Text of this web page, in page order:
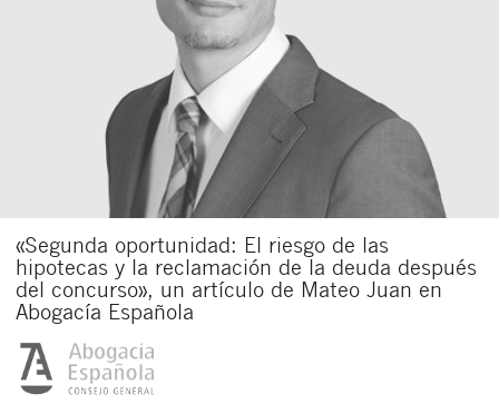
«Segunda oportunidad: El riesgo de las
hipotecas y la reclamación de la deuda después
del concurso», un artículo de Mateo Juan en
Abogacía Española